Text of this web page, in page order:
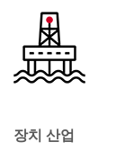
장치 산업